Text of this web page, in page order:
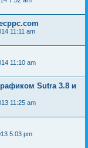
11:11 am
11:10 am
Sutra 3.8 и
11:25 am
5:03 pm